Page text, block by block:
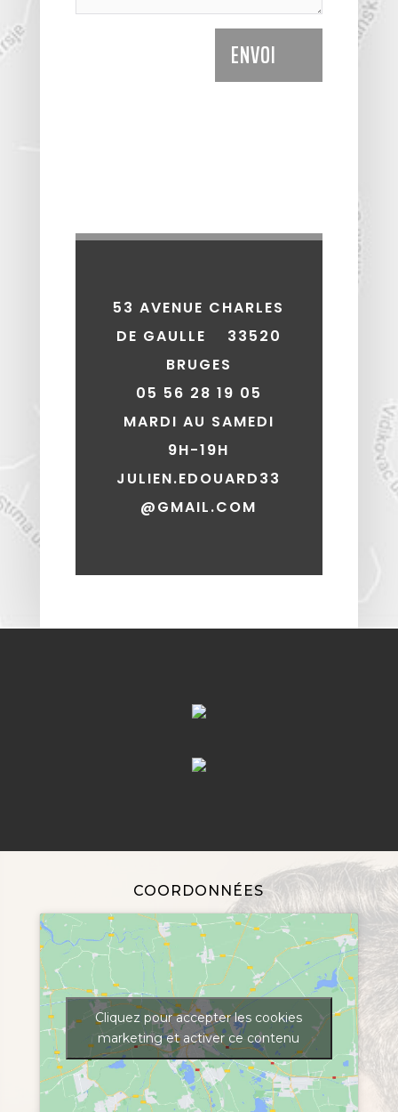
ENVOI
53 AVENUE CHARLES
DE GAULLE 33520
BRUGES
05 56 28 19 05
MARDI AU SAMEDI
9H-19H
JULIEN.EDOUARD33
@GMAIL.COM
COORDONNÉES
Cliquez pour accepter les cookies
marketing et activer ce contenu